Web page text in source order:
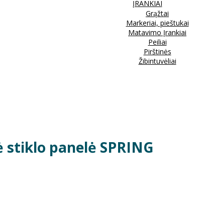
ĮRANKIAI
Grąžtai
Markeriai, pieštukai
Matavimo Įrankiai
Peiliai
Pirštinės
Žibintuvėliai
panelė SPRING